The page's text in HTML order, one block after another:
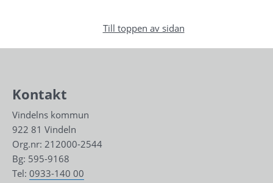
Till toppen av sidan
Kontakt
Vindelns kommun
922 81 Vindeln
Org.nr: 212000-2544
Bg: 595-9168
Tel: 0933-140 00